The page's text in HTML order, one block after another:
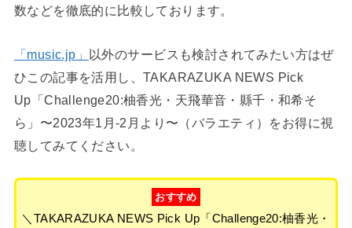
数などを徹底的に比較しております。
「music.jp」 以外のサービスも検討されてみたい方はぜ
ひこの記事を活用し、TAKARAZUKA NEWS Pick
Up「Challenge20:柚香光・天飛華音・縣千・和希そ
ら」〜2023年1月-2月より〜（バラエティ）をお得に視
聴してみてください。
おすすめ
＼TAKARAZUKA NEWS Pick Up「Challenge20:柚香光・